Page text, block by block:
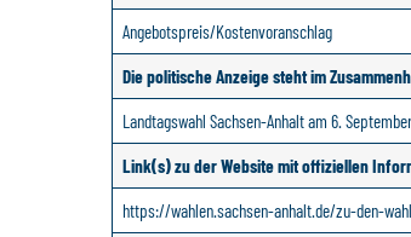
Angebotspreis/Kostenvoranschlag
Die politische Anzeige steht im
Landtagswahl Sachsen-Anhalt am 6.
Link(s) zu der Website mit offiziellen
https://wahlen.sachsen-anhalt.de/zu-den-